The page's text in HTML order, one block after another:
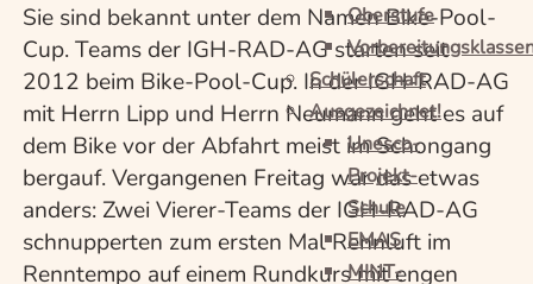
Oberstufe
Schülerschaft
Ausgezeichnet!
Unesco-
Projekt-
Schule
EMAS
MINT-
Sie sind bekannt unter dem Namen Bike-Pool-
Cup. Teams der IGH-RAD-AG starten seit
2012 beim Bike-Pool-Cup. In der IGH-RAD-AG
mit Herrn Lipp und Herrn Neumann geht es auf
dem Bike vor der Abfahrt meist im Schongang
bergauf. Vergangenen Freitag war das etwas
anders: Zwei Vierer-Teams der IGH-RAD-AG
schnupperten zum ersten Mal Rennluft im
Renntempo auf einem Rundkurs mit engen